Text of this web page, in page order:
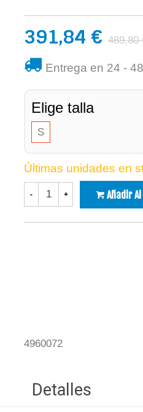
391,84 € 489,80
Entrega en 24 -
Elige talla
S
Últimas unidades en
- + Añadir
4960072
Detalles